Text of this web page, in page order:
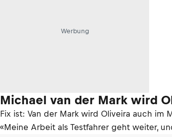
Werbung
Michael van der Mark wird
Fix ist: Van der Mark wird Oliveira auch im
«Meine Arbeit als Testfahrer geht weiter,